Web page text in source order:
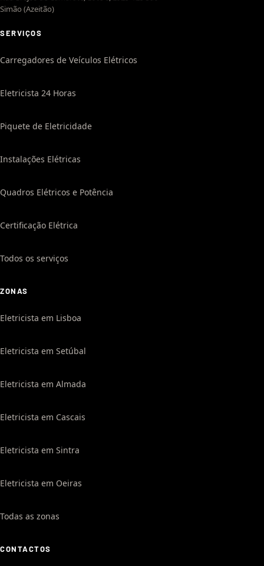
Simão (Azeitão)
SERVIÇOS
Carregadores de Veículos Elétricos
Eletricista 24 Horas
Piquete de Eletricidade
Instalações Elétricas
Quadros Elétricos e Potência
Certificação Elétrica
Todos os serviços
ZONAS
Eletricista em Lisboa
Eletricista em Setúbal
Eletricista em Almada
Eletricista em Cascais
Eletricista em Sintra
Eletricista em Oeiras
Todas as zonas
CONTACTOS